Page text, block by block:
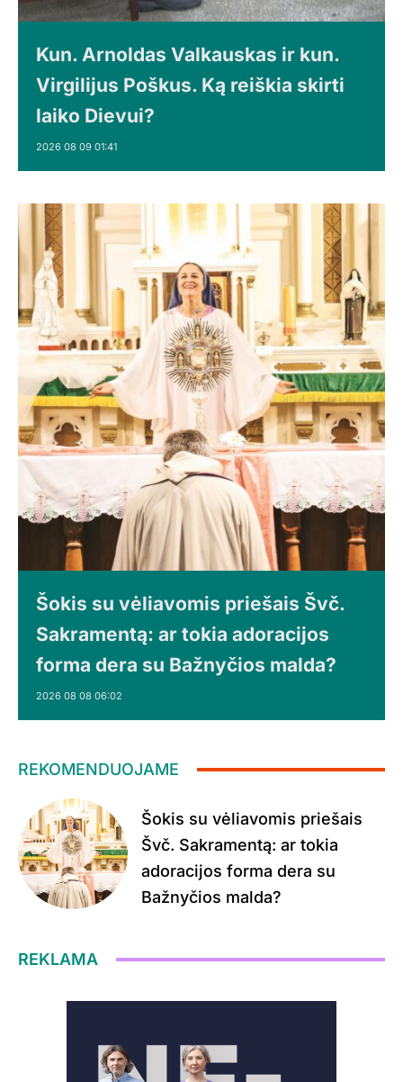
Kun. Arnoldas Valkauskas ir kun.
Virgilijus Poškus. Ką reiškia skirti
laiko Dievui?
2026 08 09 01:41
Šokis su vėliavomis priešais Švč.
Sakramentą: ar tokia adoracijos
forma dera su Bažnyčios malda?
2026 08 08 06:02
REKOMENDUOJAME
Šokis su vėliavomis priešais
Švč. Sakramentą: ar tokia
adoracijos forma dera su
Bažnyčios malda?
REKLAMA